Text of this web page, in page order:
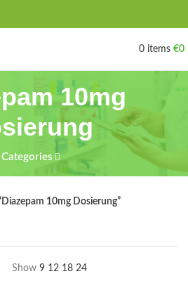
0 items €0
10mg
Categories
10mg Dosierung”
Show 9 12 18 24